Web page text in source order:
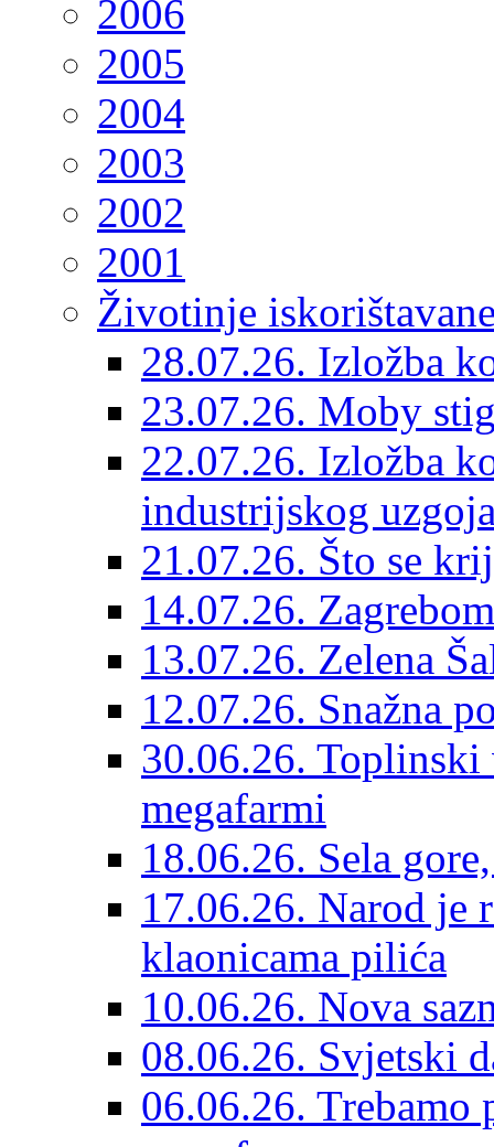
2006
2005
2004
2003
2002
2001
Životinje
28.07.26. Izložba
23.07.26. Moby
22.07.26. Izložba
industrijskog
21.07.26. Što se
14.07.26.
13.07.26. Zelena
12.07.26. Snažna
30.06.26.
megafarmi
18.06.26. Sela
17.06.26. Narod je
klaonicama pilića
10.06.26. Nova
08.06.26. Svjetski
06.06.26. Trebamo